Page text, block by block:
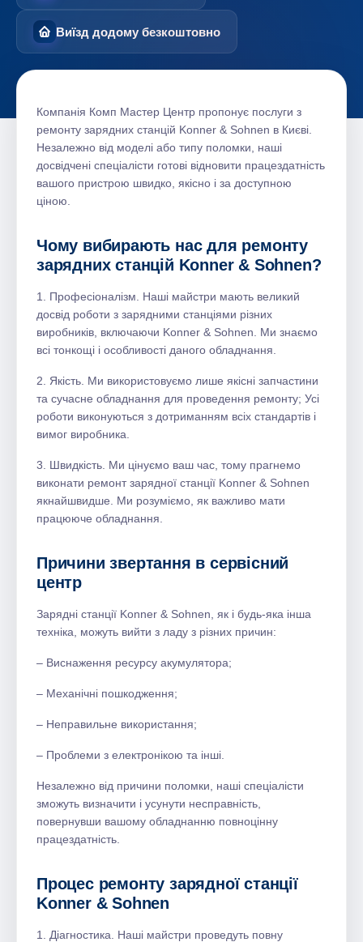
Виїзд додому безкоштовно
Компанія Комп Мастер Центр пропонує послуги з
ремонту зарядних станцій Konner & Sohnen в Києві.
Незалежно від моделі або типу поломки, наші
досвідчені спеціалісти готові відновити працездатність
вашого пристрою швидко, якісно і за доступною
ціною.
Чому вибирають нас для ремонту
зарядних станцій Konner & Sohnen?
1. Професіоналізм. Наші майстри мають великий
досвід роботи з зарядними станціями різних
виробників, включаючи Konner & Sohnen. Ми знаємо
всі тонкощі і особливості даного обладнання.
2. Якість. Ми використовуємо лише якісні запчастини
та сучасне обладнання для проведення ремонту; Усі
роботи виконуються з дотриманням всіх стандартів і
вимог виробника.
3. Швидкість. Ми цінуємо ваш час, тому прагнемо
виконати ремонт зарядної станції Konner & Sohnen
якнайшвидше. Ми розуміємо, як важливо мати
працююче обладнання.
Причини звертання в сервісний
центр
Зарядні станції Konner & Sohnen, як і будь-яка інша
техніка, можуть вийти з ладу з різних причин:
– Виснаження ресурсу акумулятора;
– Механічні пошкодження;
– Неправильне використання;
– Проблеми з електронікою та інші.
Незалежно від причини поломки, наші спеціалісти
зможуть визначити і усунути несправність,
повернувши вашому обладнанню повноцінну
працездатність.
Процес ремонту зарядної станції
Konner & Sohnen
1. Діагностика. Наші майстри проведуть повну